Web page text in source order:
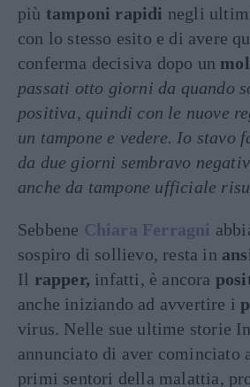
più tamponi rapidi negli
con lo stesso esito e di avere
conferma decisiva dopo un
passati otto giorni da quando
positiva, quindi con le nuove
un tampone e vedere. Io stavo
da due giorni sembravo
anche da tampone ufficiale
Sebbene Chiara Ferragni
sospiro di sollievo, resta in
Il rapper, infatti, è ancora
anche iniziando ad avvertire i
virus. Nelle sue ultime storie
annunciato di aver cominciato
primi sentori della malattia,